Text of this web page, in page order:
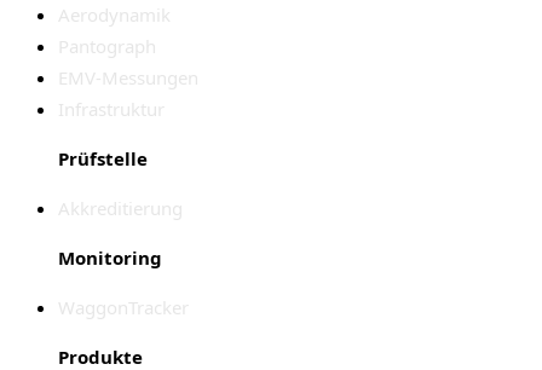
Aerodynamik
Pantograph
EMV-Messungen
Infrastruktur
Prüfstelle
Akkreditierung
Monitoring
WaggonTracker
Produkte